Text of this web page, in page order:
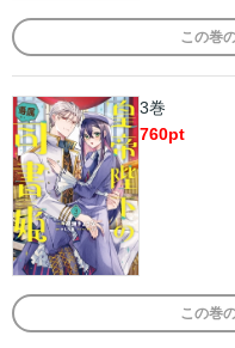
この巻
3巻
760pt
この巻